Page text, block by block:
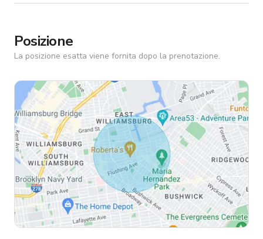
Posizione
La posizione esatta viene fornita dopo la prenotazione.